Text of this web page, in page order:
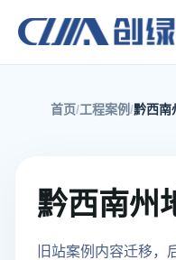
首页 工程案例 黔西南
黔西南州
旧站案例内容迁移，